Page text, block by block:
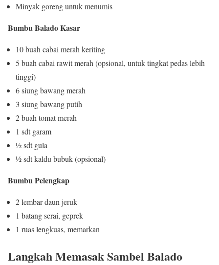
Minyak goreng untuk menumis
Bumbu Balado Kasar
10 buah cabai merah keriting
5 buah cabai rawit merah (opsional, untuk tingkat pedas lebih
tinggi)
6 siung bawang merah
3 siung bawang putih
2 buah tomat merah
1 sdt garam
½ sdt gula
½ sdt kaldu bubuk (opsional)
Bumbu Pelengkap
2 lembar daun jeruk
1 batang serai, geprek
1 ruas lengkuas, memarkan
Langkah Memasak Sambel Balado